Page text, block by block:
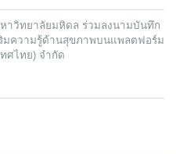
วิทยาลัยมหิดล ร่วมลงนามบันทึก
มความรู้ด้านสุขภาพบนแพลตฟอร์ม
ศไทย) จํากัด